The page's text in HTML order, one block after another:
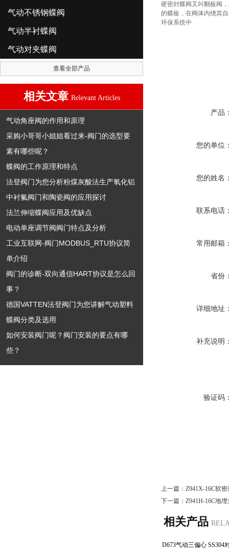
气动不锈钢蝶阀
气动半衬蝶阀
气动对夹蝶阀
查看全部产品
相关文章 Relevant Articles
气动角座阀的作用和原理
采购小哥哥小姐姐看过来-阀门的选型要
素有哪些呢？
蝶阀的工作原理和特点
法登阀门为您分析粉煤灰酸法生产氧化铝
中衬氟阀门和陶瓷阀的应用探讨
法兰伸缩蝶阀应用及优缺点
电动单座调节阀阀门特点及分析
工业互联网-阀门MODBUS_RTU协议简
单介绍
阀门的诊断-双向通信HART协议是怎么回
事？
德国VATTEN法登阀门为您讲解气动塑料
蝶阀分类及选用
如何安装阀门呢？阀门安装的要点有哪
些？
硬密封蝶阀又叫翻板阀
的蝶板，在阀体内绕其
环保系统中
产品
您的单位
您的姓名
联系电话
常用邮箱
省份
详细地址
补充说明
验证码
上一篇： Z941X-16C软
下一篇： Z941H-16C地
相关产品